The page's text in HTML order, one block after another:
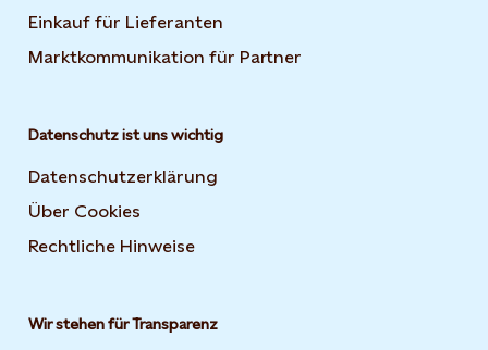
Einkauf für Lieferanten
Marktkommunikation für Partner
Datenschutz ist uns wichtig
Datenschutzerklärung
Über Cookies
Rechtliche Hinweise
Wir stehen für Transparenz